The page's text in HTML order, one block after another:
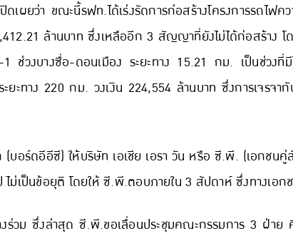
ยว่า ขณะนี้รฟท.ได้เร่งรัดการก่อสร้างโครงการรถไฟคว
ล้านบาท ซึ่งเหลืออีก 3 สัญญาที่ยังไม่ได้ก่อสร้าง
างซื่อ-ดอนเมือง ระยะทาง 15.21 กม. เป็นช่วงที่มีโ
ะทาง 220 กม. วงเงิน 224,554 ล้านบาท ซึ่งการเจรจ
อร์ดอีอีซี) ให้บริษัท เอเชีย เอรา วัน หรือ ซี.พี. (เอกชน
ไม่เป็นข้อยุติ โดยให้ ซี.พี.ตอบภายใน 3 สัปดาห์ ซึ่งทางเอ
ร่วม ซึ่งล่าสุด ซี.พี.ขอเลื่อนประชุมคณะกรรมการ 3 ฝ่า